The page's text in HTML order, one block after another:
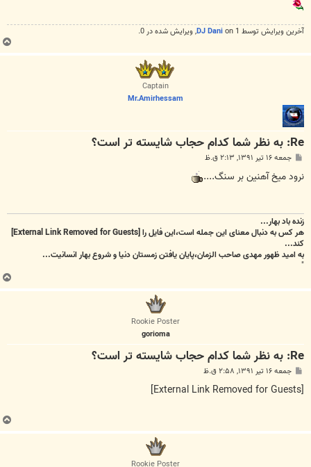
آخرین ويرايش توسط 1 on DJ Dani, ويرايش شده در 0.
ب
ا
Captain
Mr.Amirhessam
Re: به نظر شما کدام حجاب شایسته تر است؟
پ
ت
جمعه ۱۶ تیر ۱۳۹۱, ۲:۱۳ ق.ظ
نرود میخ آهنین بر سنگ....
زنده باد بهار...
هر کس به دنبال معنای این جمله است،این فایل را[External Link Removed for Guests]
کند...
به امید ظهور مهدی صاحب الزمان،پایان یافتن زمستان دنیا و شروع بهار انسانیت...
ب
ا
Rookie Poster
gorioma
Re: به نظر شما کدام حجاب شایسته تر است؟
پ
ت
جمعه ۱۶ تیر ۱۳۹۱, ۲:۵۸ ق.ظ
ب
ا
Rookie Poster